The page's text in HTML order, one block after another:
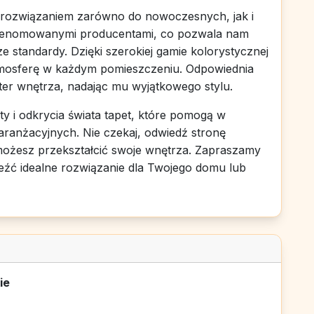
zarówno do nowoczesnych, jak i
producentami, co pozwala nam
standardy. Dzięki szerokiej gamie kolorystycznej
w każdym pomieszczeniu. Odpowiednia
wnętrza, nadając mu wyjątkowego stylu.
i odkrycia świata tapet, które pomogą w
Nie czekaj, odwiedź stronę
przekształcić swoje wnętrza. Zapraszamy
idealne rozwiązanie dla Twojego domu lub